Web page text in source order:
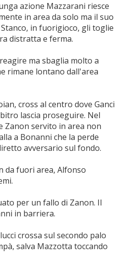
azione Mazzarani riesce
in area da solo ma il suo
in fuorigioco, gli toglie
distratta e ferma.
ma sbaglia molto a
rimane lontano dall'area
cross al centro dove Ganci
lascia proseguire. Nel
Zanon servito in area non
a Bonanni che la perde
avversario sul fondo.
da fuori area, Alfonso
per un fallo di Zanon. Il
in barriera.
crossa sul secondo palo
salva Mazzotta toccando